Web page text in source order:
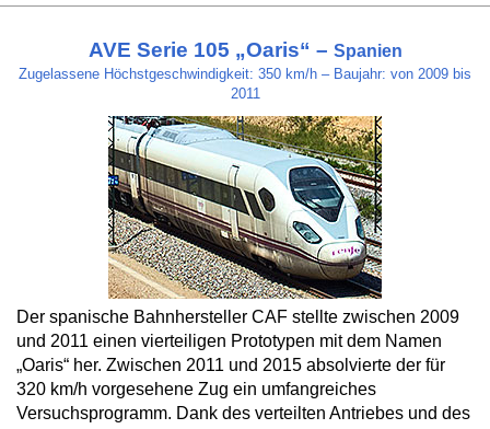
AVE Serie 105 „Oaris“ – Spanien
Zugelassene Höchstgeschwindigkeit: 350 km/h – Baujahr: von 2009 bis
2011
Der spanische Bahnhersteller CAF stellte zwischen 2009
und 2011 einen vierteiligen Prototypen mit dem Namen
„Oaris“ her. Zwischen 2011 und 2015 absolvierte der für
320 km/h vorgesehene Zug ein umfangreiches
Versuchsprogramm. Dank des verteilten Antriebes und des